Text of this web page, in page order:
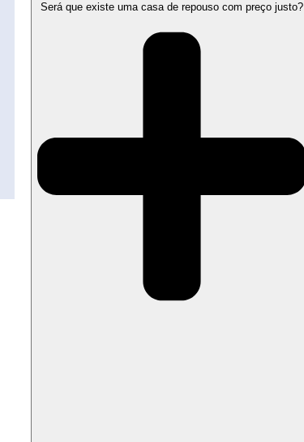
Será que existe uma casa de repouso com preço justo?